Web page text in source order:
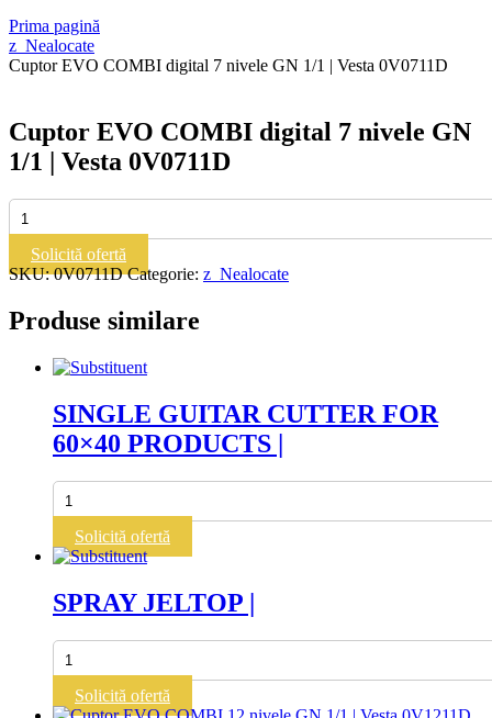
Prima pagină
z_Nealocate
Cuptor EVO COMBI digital 7 nivele GN 1/1 | Vesta 0V0711D
Cuptor EVO COMBI digital 7 nivele GN
1/1 | Vesta 0V0711D
Cantitate
Cuptor
EVO
COMBI
digital
nivele
0V0711D
Solicită ofertă
SKU:0V0711D Categorie: z_Nealocate
Produse similare
SINGLE GUITAR CUTTER FOR
60×40 PRODUCTS |
Cantitate
SINGLE
GUITAR
CUTTER
FOR
PRODUCTS
Solicită ofertă
SPRAY JELTOP |
Cantitate
SPRAY
JELTOP
|
Solicită ofertă